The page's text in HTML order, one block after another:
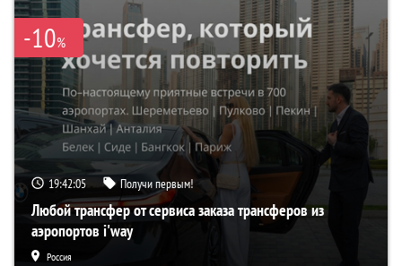
-10%
19:42:04 Получи первым!
Любой трансфер от сервиса заказа трансферов из
аэропортов i'way
Россия